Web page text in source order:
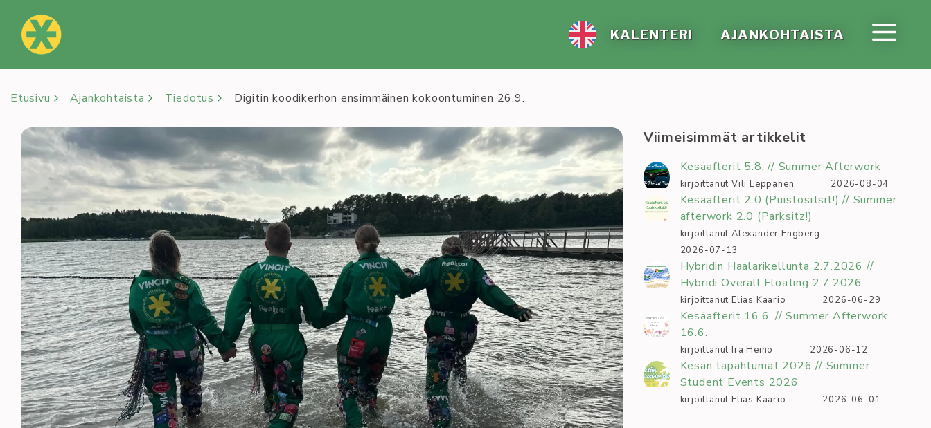
sisältöön
KA­LEN­TE­RI AJAN­KOH­TAIS­TA
Etusivu Ajankohtaista Tiedotus Digitin koodikerhon ensimmäinen kokoontuminen 26.9.
Viimeisimmät artikkelit
Kesäafterit 5.8. // Summer Afterwork
kirjoittanut Vili Leppänen 2026-08-04
Kesäafterit 2.0 (Puistositsit!) // Summer
afterwork 2.0 (Parksitz!)
kirjoittanut Alexander Engberg
2026-07-13
Hybridin Haalarikellunta 2.7.2026 //
Hybridi Overall Floating 2.7.2026
kirjoittanut Elias Kaario 2026-06-29
Kesäafterit 16.6. // Summer Afterwork
16.6.
kirjoittanut Ira Heino 2026-06-12
Kesän tapahtumat 2026 // Summer
Student Events 2026
kirjoittanut Elias Kaario 2026-06-01